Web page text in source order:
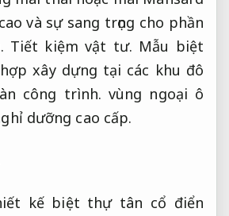
và sự sang trọng cho phần
Tiết kiệm vật tư. Mẫu biệt
xây dựng tại các khu đô
công trình. vùng ngoại ô
dưỡng cao cấp.